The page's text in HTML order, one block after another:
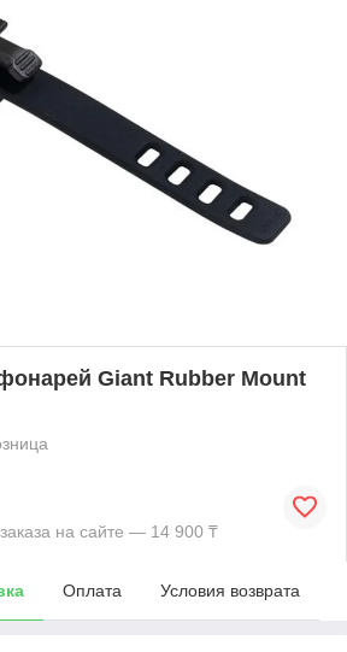
Giant Rubber Mount
на сайте — 14 900 ₸
Оплата Условия возврата